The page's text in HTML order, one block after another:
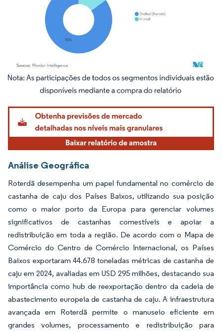
Imagem © Mordor Intelligence. O reuso requer atribuição conforme CC BY 4.0.
Análise Geográfica
Roterdã desempenha um papel fundamental no comércio de
castanha de caju dos Países Baixos, utilizando sua posição
como o maior porto da Europa para gerenciar volumes
significativos de castanhas comestíveis e apoiar a
redistribuição em toda a região. De acordo com o Mapa de
Comércio do Centro de Comércio Internacional, os Países
Baixos exportaram 44.678 toneladas métricas de castanha de
caju em 2024, avaliadas em USD 295 milhões, destacando sua
importância como hub de reexportação dentro da cadeia de
abastecimento europeia de castanha de caju. A infraestrutura
avançada em Roterdã permite o manuseio eficiente em
grandes volumes, processamento e redistribuição para